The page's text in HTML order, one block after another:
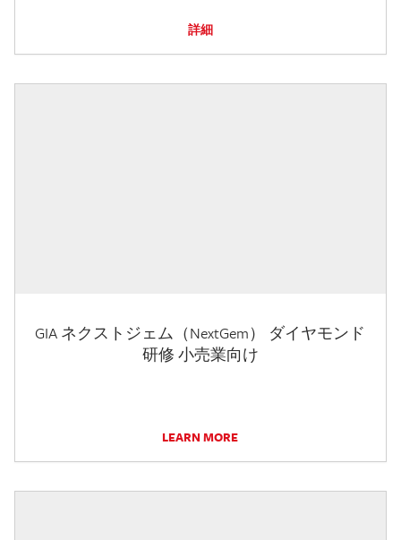
詳細
GIA ネクストジェム（NextGem） ダイヤモンド
研修 小売業向け
LEARN MORE